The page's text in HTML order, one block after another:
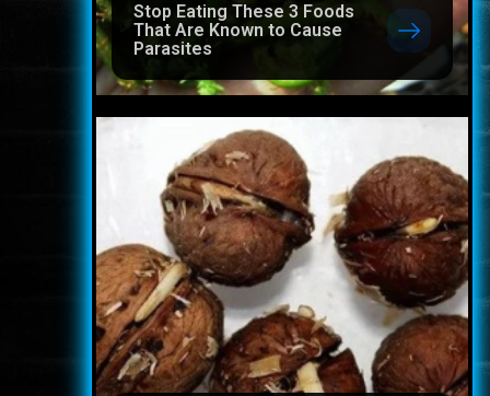
Stop Eating These 3 Foods
That Are Known to Cause
Parasites